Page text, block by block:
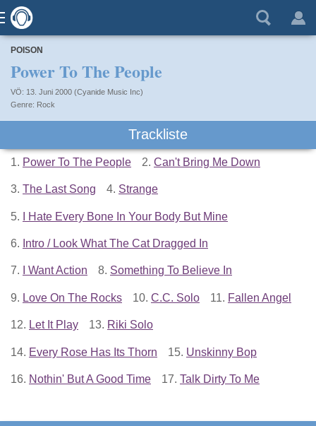
POISON
Power To The People
VÖ: 13. Juni 2000 (Cyanide Music Inc)
Rock
Trackliste
1. Power To The People 2. Can't Bring Me Down
3. The Last Song 4. Strange
5. I Hate Every Bone In Your Body But Mine
6. Intro / Look What The Cat Dragged In
7. I Want Action 8. Something To Believe In
9. Love On The Rocks 10. C.C. Solo 11. Fallen Angel
12. Let It Play 13. Riki Solo
14. Every Rose Has Its Thorn 15. Unskinny Bop
16. Nothin' But A Good Time 17. Talk Dirty To Me